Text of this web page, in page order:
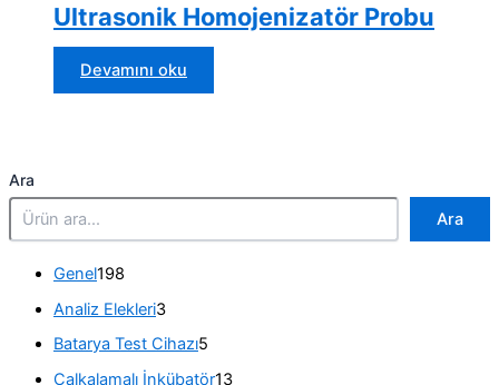
Ara
Ara
Genel198
8
ü
Analiz Elekleri33
r
ü
Batarya Test Cihazı5
Çalkalamalı İnkübatör131
Ultrasonik Homojenizatör Probu
Devamını oku